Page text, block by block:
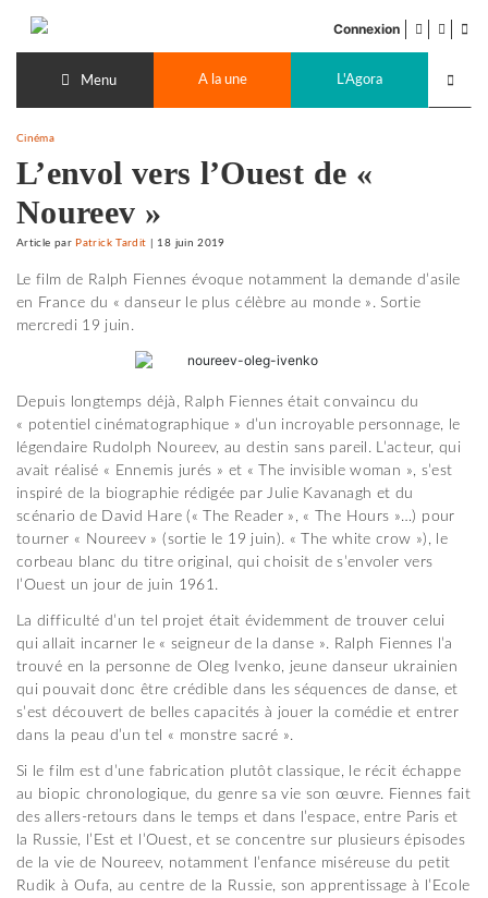
contenu
Connexion facebook
twitter
Menu A la une L'Agora
Cinéma
L’envol vers l’Ouest de «
Noureev »
Article par Patrick Tardit 18 juin 2019
Le film de Ralph Fiennes évoque notamment la demande d’asile
en France du « danseur le plus célèbre au monde ». Sortie
mercredi 19 juin.
Depuis longtemps déjà, Ralph Fiennes était convaincu du
« potentiel cinématographique » d’un incroyable personnage, le
légendaire Rudolph Noureev, au destin sans pareil. L’acteur, qui
avait réalisé « Ennemis jurés » et « The invisible woman », s’est
inspiré de la biographie rédigée par Julie Kavanagh et du
scénario de David Hare (« The Reader », « The Hours »…) pour
tourner « Noureev » (sortie le 19 juin). « The white crow »), le
corbeau blanc du titre original, qui choisit de s’envoler vers
l’Ouest un jour de juin 1961.
La difficulté d’un tel projet était évidemment de trouver celui
qui allait incarner le « seigneur de la danse ». Ralph Fiennes l’a
trouvé en la personne de Oleg Ivenko, jeune danseur ukrainien
qui pouvait donc être crédible dans les séquences de danse, et
s’est découvert de belles capacités à jouer la comédie et entrer
dans la peau d’un tel « monstre sacré ».
Si le film est d’une fabrication plutôt classique, le récit échappe
au biopic chronologique, du genre sa vie son œuvre. Fiennes fait
des allers-retours dans le temps et dans l’espace, entre Paris et
la Russie, l’Est et l’Ouest, et se concentre sur plusieurs épisodes
de la vie de Noureev, notamment l’enfance miséreuse du petit
Rudik à Oufa, au centre de la Russie, son apprentissage à l’Ecole